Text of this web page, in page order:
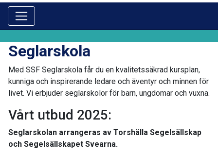
Seglarskola
Med SSF Seglarskola får du en kvalitetssäkrad kursplan,
kunniga och inspirerande ledare och äventyr och minnen för
livet. Vi erbjuder seglarskolor för barn, ungdomar och vuxna.
Vårt utbud 2025:
Seglarskolan arrangeras av Torshälla Segelsällskap
och Segelsällskapet Svearna.